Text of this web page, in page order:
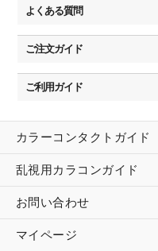
よくある質問
ご注文ガイド
ご利用ガイド
カラーコンタクトガイド
乱視用カラコンガイド
お問い合わせ
マイページ